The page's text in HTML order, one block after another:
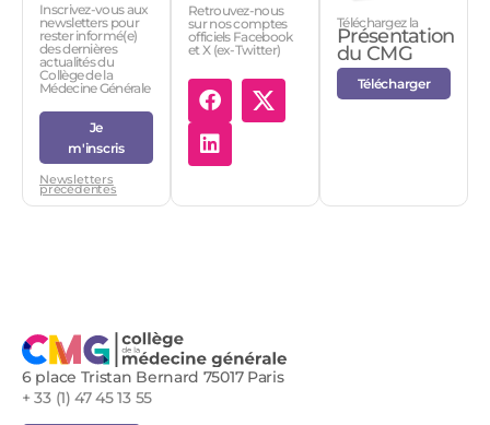
Inscrivez-vous aux
newsletters pour
rester informé(e)
des dernières
actualités du
Collège de la
Médecine Générale
Je
m'inscris
Newsletters
précédentes
Retrouvez-nous
sur nos comptes
officiels Facebook
et X (ex-Twitter)
Téléchargez la
Présentation
du CMG
Télécharger
6 place Tristan Bernard 75017 Paris
+ 33 (1) 47 45 13 55